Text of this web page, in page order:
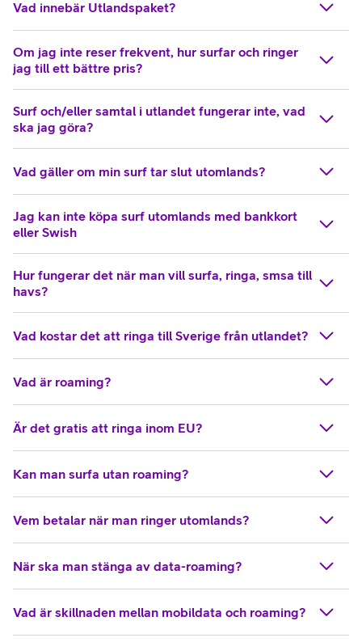
Vad innebär Utlandspaket?
Om jag inte reser frekvent, hur surfar och ringer
jag till ett bättre pris?
Surf och/eller samtal i utlandet fungerar inte, vad
ska jag göra?
Vad gäller om min surf tar slut utomlands?
Jag kan inte köpa surf utomlands med bankkort
eller Swish
Hur fungerar det när man vill surfa, ringa, smsa till
havs?
Vad kostar det att ringa till Sverige från utlandet?
Vad är roaming?
Är det gratis att ringa inom EU?
Kan man surfa utan roaming?
Vem betalar när man ringer utomlands?
När ska man stänga av data-roaming?
Vad är skillnaden mellan mobildata och roaming?